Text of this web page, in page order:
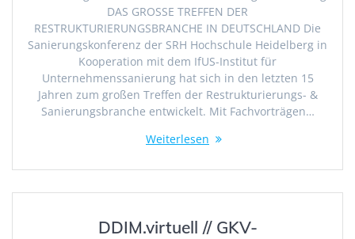
DAS GROSSE TREFFEN DER
RESTRUKTURIERUNGSBRANCHE IN DEUTSCHLAND Die
Sanierungskonferenz der SRH Hochschule Heidelberg in
Kooperation mit dem IfUS-Institut für
Unternehmenssanierung hat sich in den letzten 15
Jahren zum großen Treffen der Restrukturierungs- &
Sanierungsbranche entwickelt. Mit Fachvorträgen…
Weiterlesen
DDIM.virtuell // GKV-